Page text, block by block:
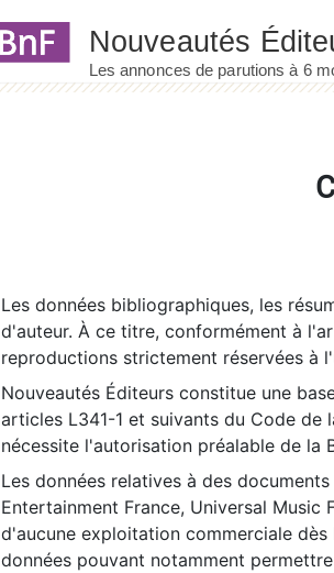
Les données bibliographiques, les
d'auteur. À ce titre, conformément à
reproductions strictement réservées à
Nouveautés Éditeurs constitue une
articles L341-1 et suivants du Code
nécessite l'autorisation préalable de la
Les données relatives à des
Entertainment France, Universal Music
d'aucune exploitation commerciale
données pouvant notamment